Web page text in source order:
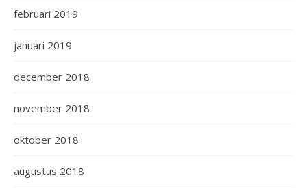
februari 2019
januari 2019
december 2018
november 2018
oktober 2018
augustus 2018